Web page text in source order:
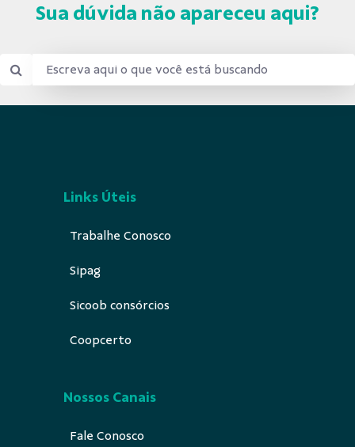
Sua dúvida não apareceu aqui?
Links Úteis
Trabalhe Conosco
Sipag
Sicoob consórcios
Coopcerto
Nossos Canais
Fale Conosco